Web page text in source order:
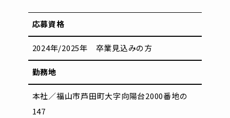
応募資格
2024年/2025年 卒業見込みの方
勤務地
本社／福山市芦田町大字向陽台2000番地の
147